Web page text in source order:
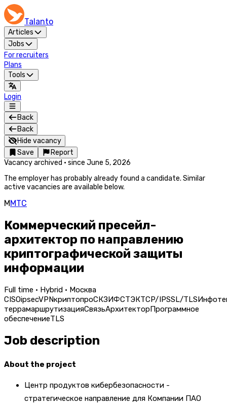
Talanto
Articles
Jobs
For recruiters
Plans
Tools
Login
Back
Back
Hide vacancy
Save
Report
Vacancy archived · since June 5, 2026
The employer has probably already found a candidate. Similar
active vacancies are available below.
ММТС
Коммерческий пресейл-
архитектор по направлению
криптографической защиты
информации
Full time · Hybrid · Москва
CISOipsecVPNкриптопроСКЗИФСТЭКTCP/IPSSL/TLS
террамаршрутизацияСвязьАрхитекторПрограммное
обеспечениеTLS
Job description
About the project
Центр продуктов кибербезопасности -
стратегическое направление для Компании ПАО